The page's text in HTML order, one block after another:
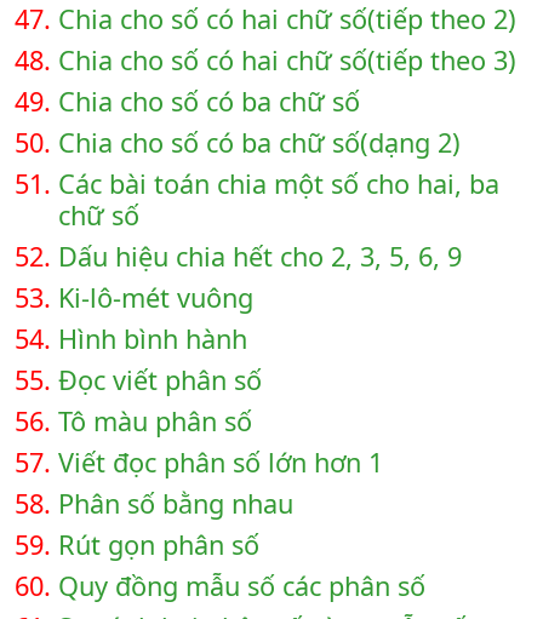
47. Chia cho số có hai chữ số(tiếp theo 2)
48. Chia cho số có hai chữ số(tiếp theo 3)
49. Chia cho số có ba chữ số
50. Chia cho số có ba chữ số(dạng 2)
51. Các bài toán chia một số cho hai, ba
chữ số
52. Dấu hiệu chia hết cho 2, 3, 5, 6, 9
53. Ki-lô-mét vuông
54. Hình bình hành
55. Đọc viết phân số
56. Tô màu phân số
57. Viết đọc phân số lớn hơn 1
58. Phân số bằng nhau
59. Rút gọn phân số
60. Quy đồng mẫu số các phân số